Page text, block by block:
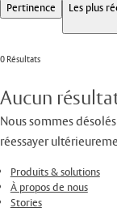
Pertinence
Les plus
0 Résultats
Aucun
Nous sommes
réessayer
Produits & solutions
À propos de nous
Stories